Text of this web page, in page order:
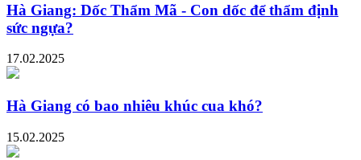
Hà Giang: Dốc Thẩm Mã - Con dốc để thẩm định
sức ngựa?
17.02.2025
Hà Giang có bao nhiêu khúc cua khó?
15.02.2025